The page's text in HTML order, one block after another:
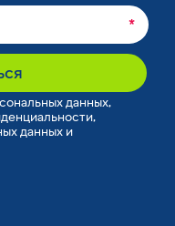
*
данных,
,
данных и